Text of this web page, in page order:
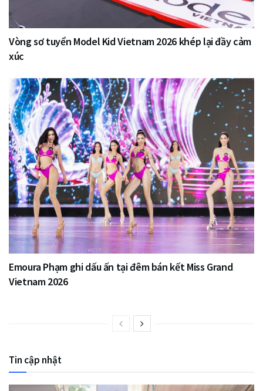
Vòng sơ tuyển Model Kid Vietnam 2026 khép lại đầy cảm
xúc
Emoura Phạm ghi dấu ấn tại đêm bán kết Miss Grand
Vietnam 2026
Tin cập nhật